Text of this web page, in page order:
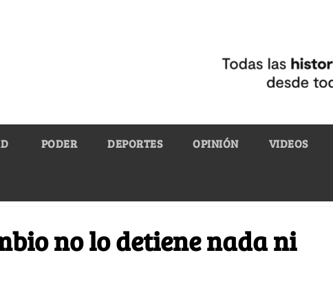
PODER DEPORTES OPINIÓN VIDEOS
no lo detiene nada ni